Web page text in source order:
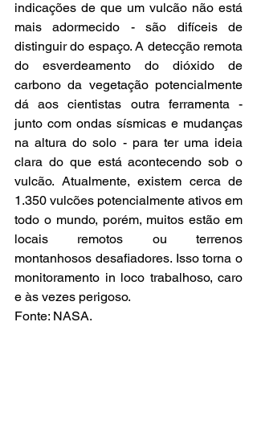
indicações de que um vulcão não está
mais adormecido - são difíceis de
distinguir do espaço. A detecção remota
do esverdeamento do dióxido de
carbono da vegetação potencialmente
dá aos cientistas outra ferramenta -
junto com ondas sísmicas e mudanças
na altura do solo - para ter uma ideia
clara do que está acontecendo sob o
vulcão. Atualmente, existem cerca de
1.350 vulcões potencialmente ativos em
todo o mundo, porém, muitos estão em
locais remotos ou terrenos
montanhosos desafiadores. Isso torna o
monitoramento in loco trabalhoso, caro
e às vezes perigoso.
Fonte: NASA.